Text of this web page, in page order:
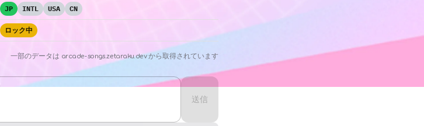
JP INTL USA CN
ロック中
一部のデータは arcade-songs.zetaraku.devから取得されています
送信